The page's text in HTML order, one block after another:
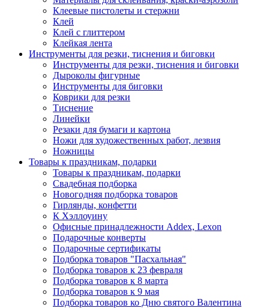
Клеевые пистолеты и стержни
Клей
Клей с глиттером
Клейкая лента
Инструменты для резки, тиснения и биговки
Инструменты для резки, тиснения и биговки
Дыроколы фигурные
Инструменты для биговки
Коврики для резки
Тиснение
Линейки
Резаки для бумаги и картона
Ножи для художественных работ, лезвия
Ножницы
Товары к праздникам, подарки
Товары к праздникам, подарки
Свадебная подборка
Новогодняя подборка товаров
Гирлянды, конфетти
К Хэллоуину
Офисные принадлежности Addex, Lexon
Подарочные конверты
Подарочные сертификаты
Подборка товаров "Пасхальная"
Подборка товаров к 23 февраля
Подборка товаров к 8 марта
Подборка товаров к 9 мая
Подборка товаров ко Дню святого Валентина